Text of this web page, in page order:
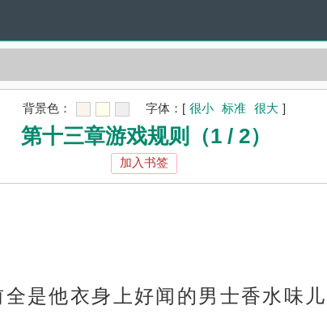
背景色： 字体： [ 很小 标准 很大 ]
第十三章游戏规则（1 / 2）
加入书签
全是他衣身上好闻的男士香水